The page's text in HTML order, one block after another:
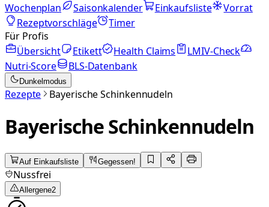
Wochenplan
Saisonkalender Einkaufsliste
Vorrat
Rezeptvorschläge
Timer
Für Profis
Übersicht
Etikett Health Claims
LMIV-Check
Nutri-Score
BLS-Datenbank
Dunkelmodus
Rezepte Bayerische Schinkennudeln
Bayerische Schinkennudeln
Auf Einkaufsliste Gegessen!
Nussfrei
Allergene2